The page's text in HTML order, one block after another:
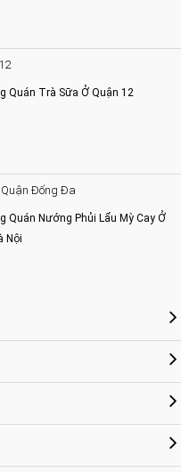
Quán Trà Sữa Ở Quận 12
Quận Đống Đa
Quán Nướng Phủi Lẩu Mỳ Cay Ở
Nội